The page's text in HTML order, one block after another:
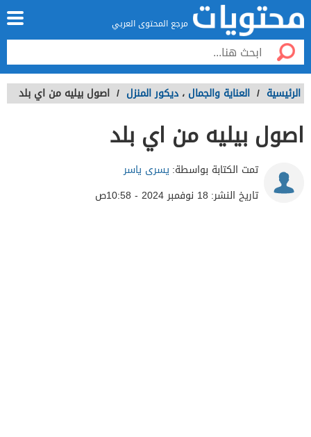
مرجع المحتوى العربي
الرئيسية / العناية والجمال ، ديكور المنزل / اصول بيليه من اي بلد
اصول بيليه من اي بلد
تمت الكتابة بواسطة: يسرى ياسر
تاريخ النشر: 18 نوفمبر 2024 - 10:58ص